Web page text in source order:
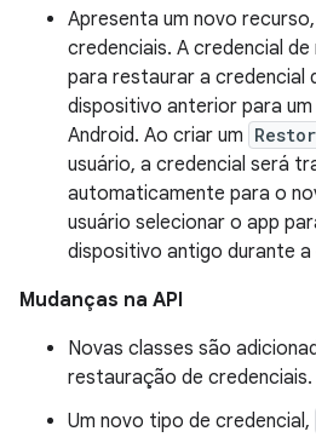
Apresenta um novo
credenciais. A credencial
para restaurar a credencial
dispositivo anterior para
Android. Ao criar um
usuário, a credencial será
automaticamente para o
usuário selecionar o app
dispositivo antigo durante
Mudanças na API
Novas classes são
restauração de credenciais.
Um novo tipo de credencial,